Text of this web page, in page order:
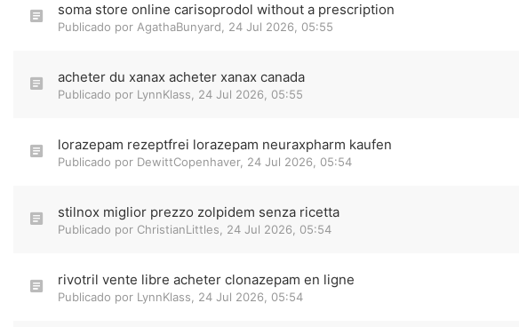
soma store online carisoprodol without a prescription
Publicado por AgathaBunyard 24 Jul 2026, 05:55
acheter du xanax acheter xanax canada
Publicado por LynnKlass 24 Jul 2026, 05:55
lorazepam rezeptfrei lorazepam neuraxpharm kaufen
Publicado por DewittCopenhaver, 24 Jul 2026, 05:54
stilnox miglior prezzo zolpidem senza ricetta
Publicado por ChristianLittles 24 Jul 2026, 05:54
rivotril vente libre acheter clonazepam en ligne
Publicado por LynnKlass 24 Jul 2026, 05:54